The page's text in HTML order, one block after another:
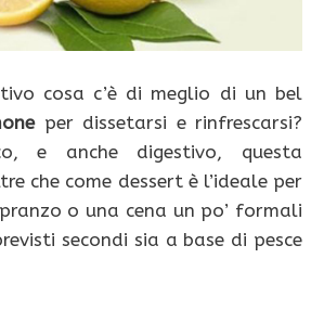
cosa c’è di meglio di un bel
per dissetarsi e rinfrescarsi?
e anche digestivo, questa
che come dessert è l’ideale per
o una cena un po’ formali
secondi sia a base di pesce